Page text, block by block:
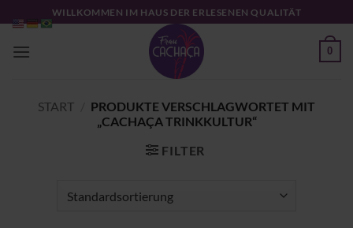
Inhalt
springen
WILLKOMMEN IM HAUS DER ERLESENEN QUALITÄT
0
START
PRODUKTE VERSCHLAGWORTET MIT
„CACHAÇA TRINKKULTUR“
FILTER